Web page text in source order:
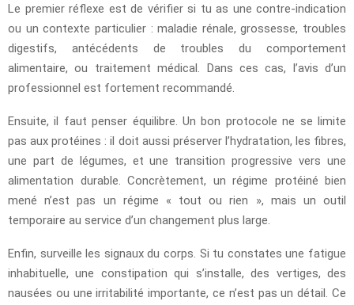
Le premier réflexe est de vérifier si tu as une contre-indication
ou un contexte particulier : maladie rénale, grossesse, troubles
digestifs, antécédents de troubles du comportement
alimentaire, ou traitement médical. Dans ces cas, l’avis d’un
professionnel est fortement recommandé.
Ensuite, il faut penser équilibre. Un bon protocole ne se limite
pas aux protéines : il doit aussi préserver l’hydratation, les fibres,
une part de légumes, et une transition progressive vers une
alimentation durable. Concrètement, un régime protéiné bien
mené n’est pas un régime « tout ou rien », mais un outil
temporaire au service d’un changement plus large.
Enfin, surveille les signaux du corps. Si tu constates une fatigue
inhabituelle, une constipation qui s’installe, des vertiges, des
nausées ou une irritabilité importante, ce n’est pas un détail. Ce